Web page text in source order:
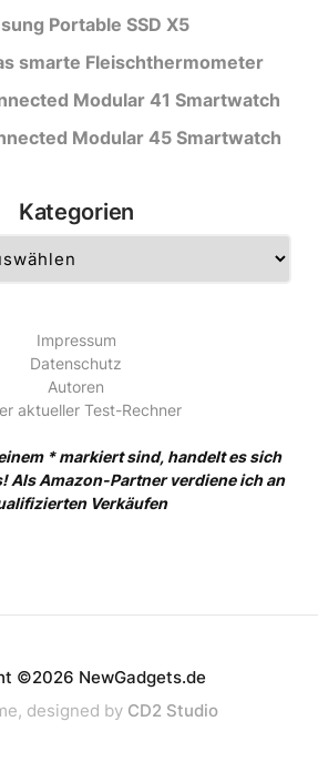
Portable SSD X5
smarte Fleischthermometer
Modular 41 Smartwatch
Modular 45 Smartwatch
Kategorien
Impressum
Datenschutz
Autoren
aktueller Test-Rechner
* markiert sind, handelt es sich
Als Amazon-Partner verdiene ich an
Verkäufen
©2026 NewGadgets.de
designed by CD2 Studio